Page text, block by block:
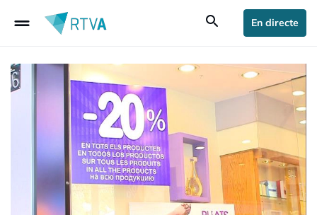
drag_handle search En directe